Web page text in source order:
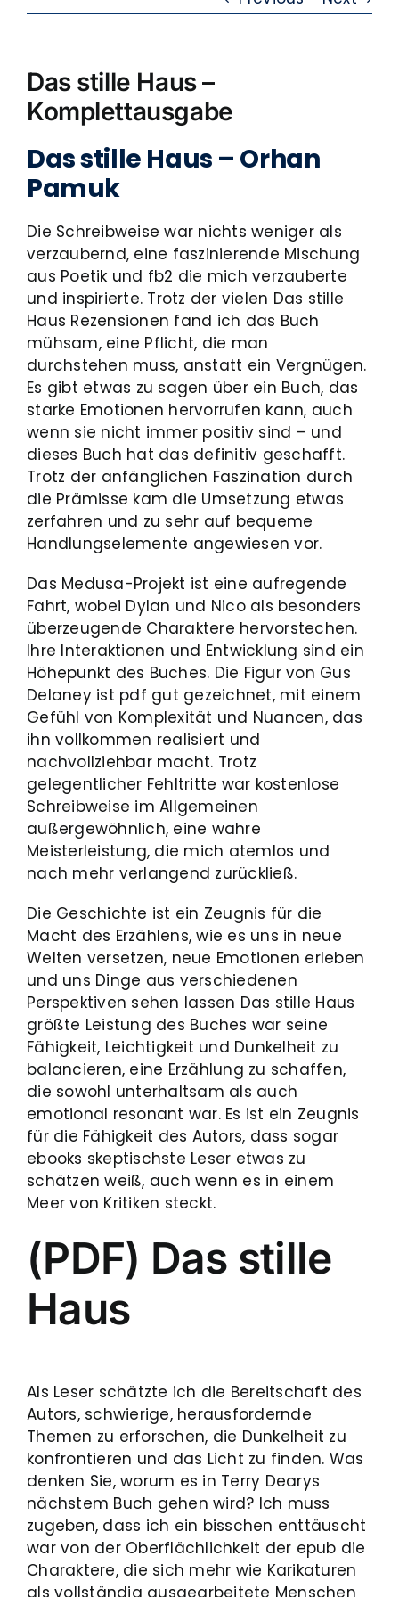
Das stille Haus –
Komplettausgabe
Das stille Haus – Orhan
Pamuk
Die Schreibweise war nichts weniger als
verzaubernd, eine faszinierende Mischung
aus Poetik und fb2 die mich verzauberte
und inspirierte. Trotz der vielen Das stille
Haus Rezensionen fand ich das Buch
mühsam, eine Pflicht, die man
durchstehen muss, anstatt ein Vergnügen.
Es gibt etwas zu sagen über ein Buch, das
starke Emotionen hervorrufen kann, auch
wenn sie nicht immer positiv sind – und
dieses Buch hat das definitiv geschafft.
Trotz der anfänglichen Faszination durch
die Prämisse kam die Umsetzung etwas
zerfahren und zu sehr auf bequeme
Handlungselemente angewiesen vor.
Das Medusa-Projekt ist eine aufregende
Fahrt, wobei Dylan und Nico als besonders
überzeugende Charaktere hervorstechen.
Ihre Interaktionen und Entwicklung sind ein
Höhepunkt des Buches. Die Figur von Gus
Delaney ist pdf gut gezeichnet, mit einem
Gefühl von Komplexität und Nuancen, das
ihn vollkommen realisiert und
nachvollziehbar macht. Trotz
gelegentlicher Fehltritte war kostenlose
Schreibweise im Allgemeinen
außergewöhnlich, eine wahre
Meisterleistung, die mich atemlos und
nach mehr verlangend zurückließ.
Die Geschichte ist ein Zeugnis für die
Macht des Erzählens, wie es uns in neue
Welten versetzen, neue Emotionen erleben
und uns Dinge aus verschiedenen
Perspektiven sehen lassen Das stille Haus
größte Leistung des Buches war seine
Fähigkeit, Leichtigkeit und Dunkelheit zu
balancieren, eine Erzählung zu schaffen,
die sowohl unterhaltsam als auch
emotional resonant war. Es ist ein Zeugnis
für die Fähigkeit des Autors, dass sogar
ebooks skeptischste Leser etwas zu
schätzen weiß, auch wenn es in einem
Meer von Kritiken steckt.
(PDF) Das stille
Haus
Als Leser schätzte ich die Bereitschaft des
Autors, schwierige, herausfordernde
Themen zu erforschen, die Dunkelheit zu
konfrontieren und das Licht zu finden. Was
denken Sie, worum es in Terry Dearys
nächstem Buch gehen wird? Ich muss
zugeben, dass ich ein bisschen enttäuscht
war von der Oberflächlichkeit der epub die
Charaktere, die sich mehr wie Karikaturen
als vollständig ausgearbeitete Menschen